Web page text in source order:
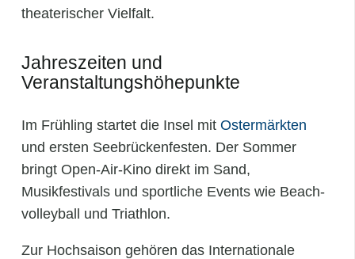
theaterischer Vielfalt.
Jahreszeiten und
Veranstaltungshöhepunkte
Im Frühling startet die Insel mit Ostermärkten
und ersten Seebrückenfesten. Der Sommer
bringt Open‑Air‑Kino direkt im Sand,
Musikfestivals und sportliche Events wie Beach­
volleyball und Triathlon.
Zur Hochsaison gehören das Internationale